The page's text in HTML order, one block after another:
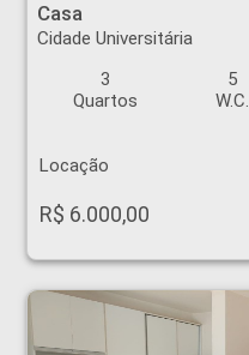
Casa
Cidade Universitária
3
Quartos
5
W.C.
Locação
R$ 6.000,00